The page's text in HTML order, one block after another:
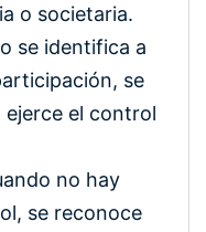
o societaria.
se identifica a
se
ejerce el control
no hay
se reconoce